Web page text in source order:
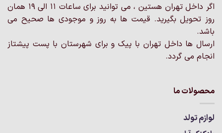
صفحه
محصول
شوند
صفحه
محصول
شوند
اگر داخل تهران هستین ، می توانید برای ساعات 11 الی 19 همان
روز تحویل بگیرید. قیمت ها به روز و موجودی ها صحیح می
باشد.
ارسال ها داخل تهران با پیک و برای شهرستان با پست پیشتاز
انجام می گردد.
محصولات ما
لوازم تولد